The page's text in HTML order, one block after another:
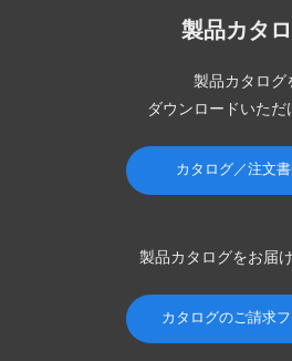
製品カタ
製品カタログ
ダウンロードいただ
カタログ／注文
製品カタログをお届
カタログのご請求